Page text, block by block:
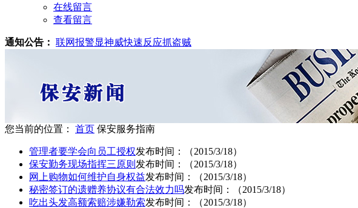
在线留言
查看留言
通知公告： 联网报警显神威快速反应抓盗贼
您当前的位置： 首页 保安服务指南
管理者要学会向员工授权发布时间：（2015/3/18）
保安勤务现场指挥三原则 发布时间：（2015/3/18）
网上购物如何维护自身权益发布时间：（2015/3/18）
秘密签订的遗赠养协议有合法效力吗发布时间：（2015/3/18）
吃出头发高额索赔涉嫌勒索发布时间：（2015/3/18）